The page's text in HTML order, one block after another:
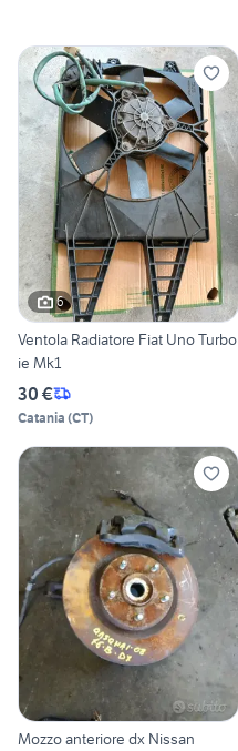
6
Ventola Radiatore Fiat Uno Turbo
ie Mk1
30 €
Catania (CT)
Mozzo anteriore dx Nissan